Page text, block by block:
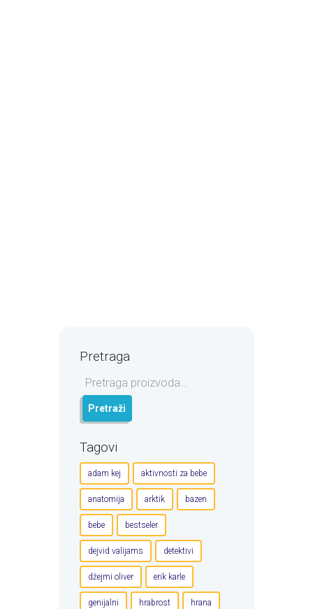
Pretraga
Pretraga
za:
Pretraži
Tagovi
adam kej aktivnosti za bebe
anatomija arktik bazen
bebe bestseler
dejvid valijams detektivi
džejmi oliver erik karle
genijalni hrabrost hrana